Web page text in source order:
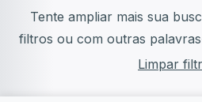
Tente ampliar mais sua
filtros ou com outras
Limpar